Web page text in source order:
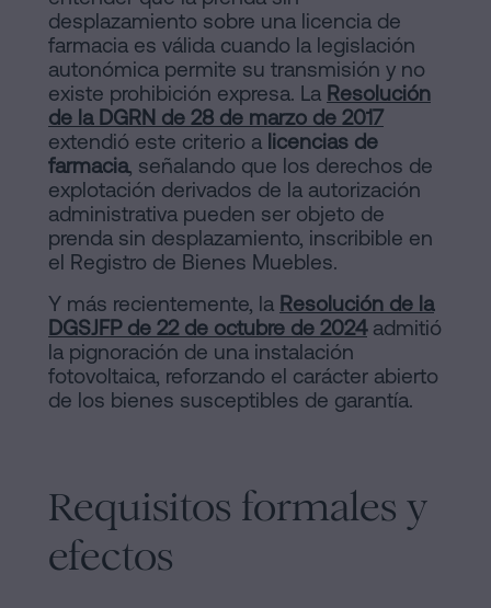
desplazamiento sobre una licencia de
farmacia es válida cuando la legislación
autonómica permite su transmisión y no
existe prohibición expresa. La Resolución
de la DGRN de 28 de marzo de 2017
extendió este criterio a licencias de
farmacia, señalando que los derechos de
explotación derivados de la autorización
administrativa pueden ser objeto de
prenda sin desplazamiento, inscribible en
el Registro de Bienes Muebles.
Y más recientemente, la Resolución de la
DGSJFP de 22 de octubre de 2024admitió
la pignoración de una instalación
fotovoltaica, reforzando el carácter abierto
de los bienes susceptibles de garantía.
Requisitos formales y
efectos